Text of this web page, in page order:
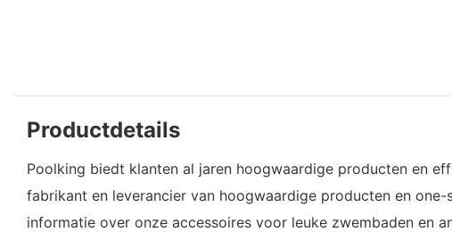
Productdetails
Poolking biedt klanten al jaren hoogwaardige producten en
fabrikant en leverancier van hoogwaardige producten en
informatie over onze accessoires voor leuke zwembaden en